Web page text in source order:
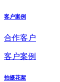
客户案例
合作客户
客户案例
拍摄花絮